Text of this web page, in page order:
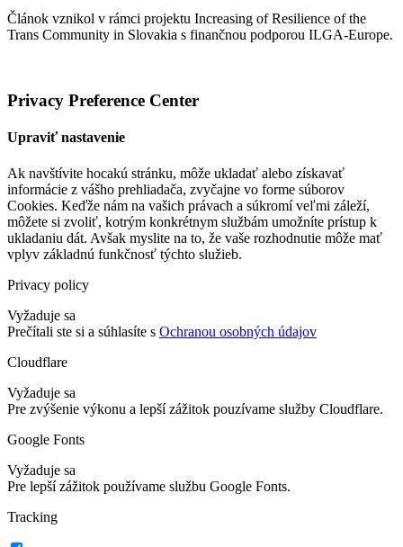
Článok vznikol v rámci projektu Increasing of Resilience of the
Trans Community in Slovakia s finančnou podporou ILGA-Europe.
Privacy Preference Center
Upraviť nastavenie
Ak navštívite hocakú stránku, môže ukladať alebo získavať
informácie z vášho prehliadača, zvyčajne vo forme súborov
Cookies. Keďže nám na vašich právach a súkromí veľmi záleží,
môžete si zvoliť, kotrým konkrétnym službám umožníte prístup k
ukladaniu dát. Avšak myslite na to, že vaše rozhodnutie môže mať
vplyv základnú funkčnosť týchto služieb.
Privacy policy
Vyžaduje sa
Prečítali ste si a súhlasíte s Ochranou osobných údajov
Cloudflare
Vyžaduje sa
Pre zvýšenie výkonu a lepší zážitok pouzívame služby Cloudflare.
Google Fonts
Vyžaduje sa
Pre lepší zážitok používame službu Google Fonts.
Tracking